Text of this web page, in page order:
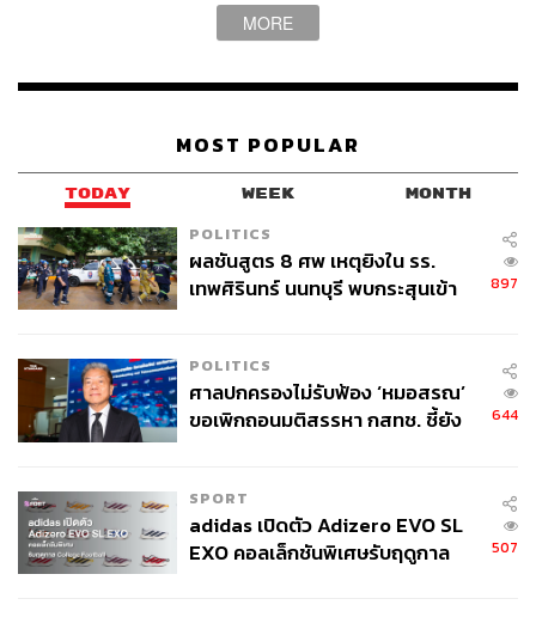
MORE
MOST POPULAR
TODAY WEEK MONTH
POLITICS
ผลชันสูตร 8 ศพ เหตุยิงใน รร.
เทพศิรินทร์ นนทบุรี พบกระสุนเข้า
897
POLITICS
ศาลปกครองไม่รับฟ้อง ‘หมอสรณ’
ขอเพิกถอนมติสรรหา กสทช. ชี้ยัง
644
SPORT
adidas เปิดตัว Adizero EVO SL
EXO คอลเล็กชันพิเศษรับฤดูกาล
507